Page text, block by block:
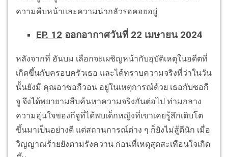
ความคืบหน้าและความน่ากลัวรอคอยอยู่
EP. 12 ออกอากาศวันที่ 22 เมษายน 2024
หลังจากที่ ฮันบม เลือกจะเผชิญหน้ากับอุบัติเหตุในอดีตที่
เกิดขึ้นกับครอบครัวเธอ และได้ทราบความจริงที่ว่าในวัน
นั้นยังมี คุณอาซอกีวอน อยู่ในเหตุการณ์ด้วย เธอกับซอกี
จู จึงได้พยายามสืบค้นหาความจริงกันต่อไป ท่ามกลาง
ความอุ่นใจของกีจูที่ได้พบเด็กหญิงที่เขาเคยรู้สึกเติบโต
ขึ้นมาเป็นอย่างดี แต่สถานการณ์ต่าง ๆ ก็ยังไม่สู้ดีนัก เมื่อ
วิญญาณร้ายยังตามรังควาน ก่อนที่เหตุสุดสะเทือนใจเกิด